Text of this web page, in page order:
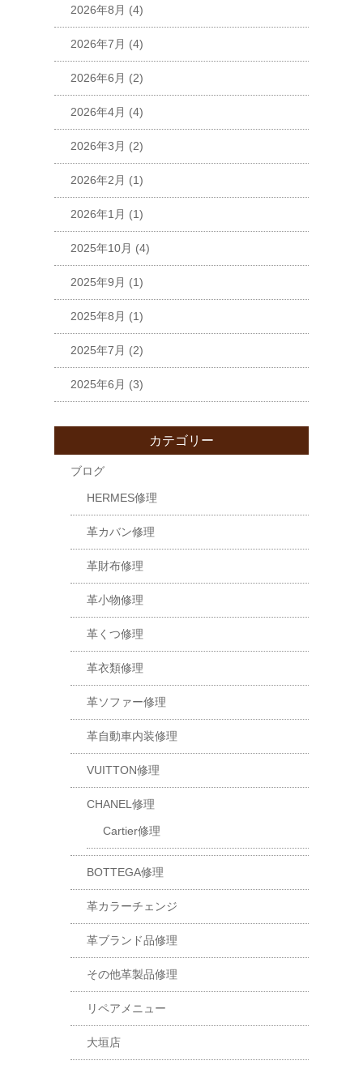
2026年8月 (4)
2026年7月 (4)
2026年6月 (2)
2026年4月 (4)
2026年3月 (2)
2026年2月 (1)
2026年1月 (1)
2025年10月 (4)
2025年9月 (1)
2025年8月 (1)
2025年7月 (2)
2025年6月 (3)
カテゴリー
ブログ
HERMES修理
革カバン修理
革財布修理
革小物修理
革くつ修理
革衣類修理
革ソファー修理
革自動車内装修理
VUITTON修理
CHANEL修理
Cartier修理
BOTTEGA修理
革カラーチェンジ
革ブランド品修理
その他革製品修理
リペアメニュー
大垣店